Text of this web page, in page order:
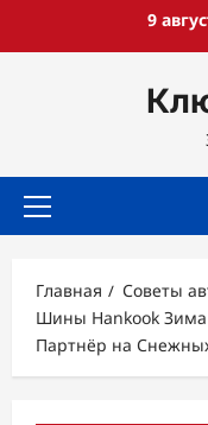
9
Основное
Главная
Советы
Шины Hankook
Партнёр на